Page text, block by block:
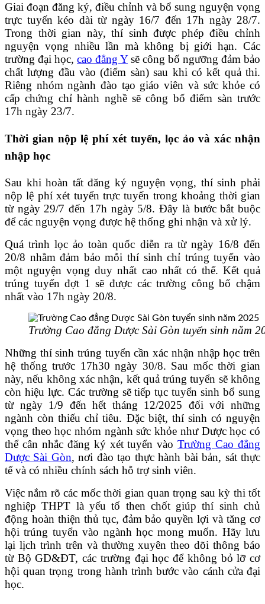
Giai đoạn đăng ký, điều chỉnh và bổ sung nguyện vọng
trực tuyến kéo dài từ ngày 16/7 đến 17h ngày 28/7.
Trong thời gian này, thí sinh được phép điều chỉnh
nguyện vọng nhiều lần mà không bị giới hạn. Các
trường đại học, cao đẳng Ysẽ công bố ngưỡng đảm bảo
chất lượng đầu vào (điểm sàn) sau khi có kết quả thi.
Riêng nhóm ngành đào tạo giáo viên và sức khỏe có
cấp chứng chỉ hành nghề sẽ công bố điểm sàn trước
17h ngày 23/7.
Thời gian nộp lệ phí xét tuyển, lọc ảo và xác nhận
nhập học
Sau khi hoàn tất đăng ký nguyện vọng, thí sinh phải
nộp lệ phí xét tuyển trực tuyến trong khoảng thời gian
từ ngày 29/7 đến 17h ngày 5/8. Đây là bước bắt buộc
để các nguyện vọng được hệ thống ghi nhận và xử lý.
Quá trình lọc ảo toàn quốc diễn ra từ ngày 16/8 đến
20/8 nhằm đảm bảo mỗi thí sinh chỉ trúng tuyển vào
một nguyện vọng duy nhất cao nhất có thể. Kết quả
trúng tuyển đợt 1 sẽ được các trường công bố chậm
nhất vào 17h ngày 20/8.
Trường Cao đẳng Dược Sài Gòn tuyển sinh năm
Những thí sinh trúng tuyển cần xác nhận nhập học trên
hệ thống trước 17h30 ngày 30/8. Sau mốc thời gian
này, nếu không xác nhận, kết quả trúng tuyển sẽ không
còn hiệu lực. Các trường sẽ tiếp tục tuyển sinh bổ sung
từ ngày 1/9 đến hết tháng 12/2025 đối với những
ngành còn thiếu chỉ tiêu. Đặc biệt, thí sinh có nguyện
vọng theo học nhóm ngành sức khỏe như Dược học có
thể cân nhắc đăng ký xét tuyển vàoTrường Cao đẳng
Dược Sài Gòn, nơi đào tạo thực hành bài bản, sát thực
tế và có nhiều chính sách hỗ trợ sinh viên.
Việc nắm rõ các mốc thời gian quan trọng sau kỳ thi tốt
nghiệp THPT là yếu tố then chốt giúp thí sinh chủ
động hoàn thiện thủ tục, đảm bảo quyền lợi và tăng cơ
hội trúng tuyển vào ngành học mong muốn. Hãy lưu
lại lịch trình trên và thường xuyên theo dõi thông báo
từ Bộ GD&ĐT, các trường đại học để không bỏ lỡ cơ
hội quan trọng trong hành trình bước vào cánh cửa đại
học.